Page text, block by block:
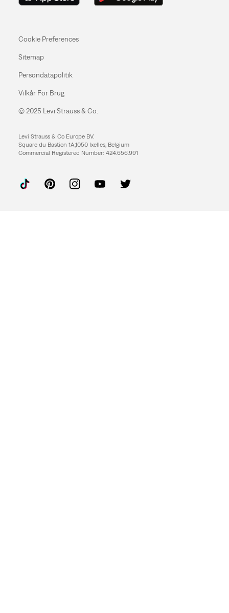
Cookie Preferences
Sitemap
Persondatapolitik
Vilkår For Brug
© 2025 Levi Strauss & Co.
Levi Strauss & Co Europe BV.
Square du Bastion 1A,1050 Ixelles, Belgium
Commercial Registered Number: 424.656.991